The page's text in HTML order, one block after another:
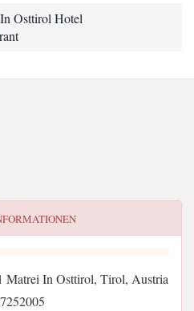
Osttirol Hotel
Matrei In Osttirol, Tirol, Austria